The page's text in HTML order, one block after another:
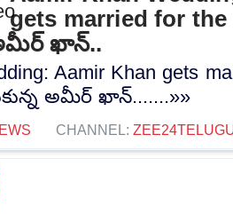
gets married for
అమీర్ ఖాన్..
Aamir Khan gets
అమీర్ ఖాన్.......»»
CHANNEL: